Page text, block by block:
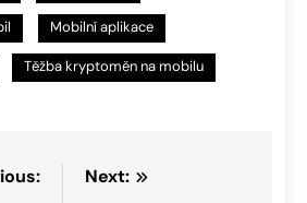
Mobilní aplikace
Těžba kryptoměn na mobilu
Next: